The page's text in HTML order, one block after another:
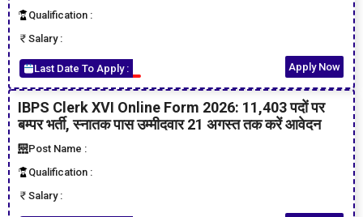
Qualification :
Salary :
Last Date To Apply : Apply Now
IBPS Clerk XVI Online Form 2026: 11,403 पदों पर
बम्पर भर्ती, स्नातक पास उम्मीदवार 21 अगस्त तक करें आवेदन
Post Name :
Qualification :
Salary :